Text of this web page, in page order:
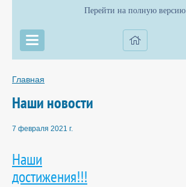
Перейти на полную версию
Главная
Наши новости
7 февраля 2021 г.
Наши
достижения!!!